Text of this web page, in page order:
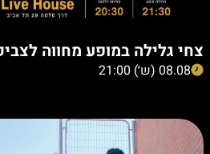
צחי גלילה במופע מחווה
08.08 (ש׳) 21:00